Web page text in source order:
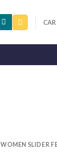
WOMEN SLIDER